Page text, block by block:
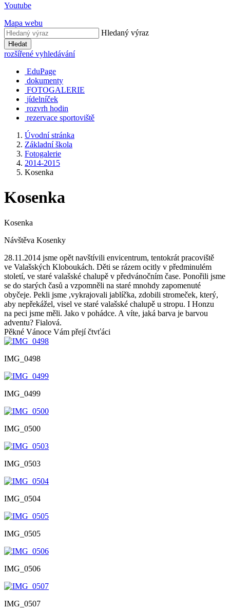
Youtube
Mapa webu
Hledaný výraz
Hledat
rozšířené vyhledávání
EduPage
dokumenty
FOTOGALERIE
jídelníček
rozvrh hodin
rezervace sportoviště
Úvodní stránka
Základní škola
Fotogalerie
2014-2015
Kosenka
Kosenka
Kosenka
Návštěva Kosenky
28.11.2014 jsme opět navštívili envicentrum, tentokrát pracoviště
ve Valašských Kloboukách. Děti se rázem ocitly v předminulém
století, ve staré valašské chalupě v předvánočním čase. Ponořili jsme
se do starých časů a vzpomněli na staré mnohdy zapomenuté
obyčeje. Pekli jsme ,vykrajovali jablíčka, zdobili stromeček, který,
aby nepřekážel, visel ve staré valašské chalupě u stropu. I Honzu
na peci jsme měli. Jako v pohádce. A víte, jaká barva je barvou
adventu? Fialová.
Pěkné Vánoce Vám přejí čtvťáci
IMG_0498
IMG_0499
IMG_0500
IMG_0503
IMG_0504
IMG_0505
IMG_0506
IMG_0507